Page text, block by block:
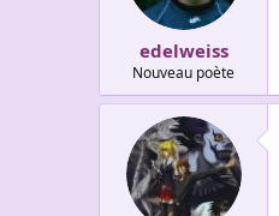
edelweiss
Nouveau poète